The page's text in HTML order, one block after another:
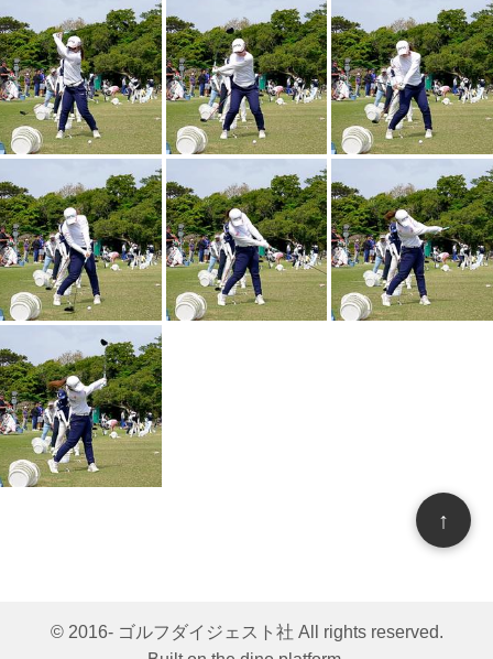
© 2016- ゴルフダイジェスト社 All rights reserved.
↑